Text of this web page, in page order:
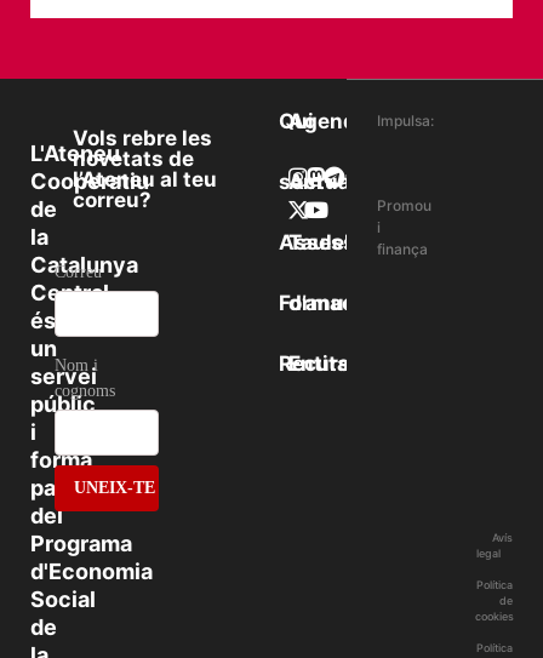
L'Ateneu
Cooperatiu
de
la
Catalunya
Central
és
un
servei
públic
i
forma
part
del
Programa
d'Economia
Social
de
Vols rebre les
novetats de
l’Ateneu al teu
correu?
Correu
Nom i
cognoms
Qui
som
Assessorament
Formació
Recursos
Agenda
Actualitat
Taulell
d’anuncis
Entitats
Impulsa:
Promou
i
finança
Avís
legal
Política
de
cookies
Política